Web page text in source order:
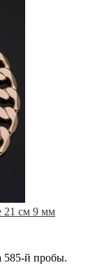
21 см 9 мм
585-й пробы.